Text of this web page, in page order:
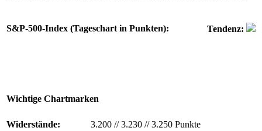
S&P-500-Index (Tageschart in Punkten): Tendenz:
Wichtige Chartmarken
Widerstände: 3.200 //3.230 //3.250 Punkte